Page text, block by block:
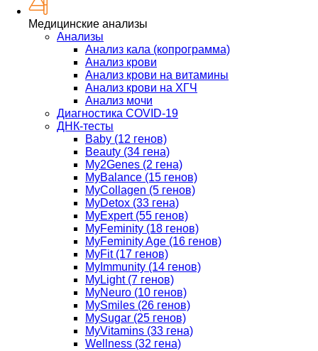
Медицинские анализы
Анализы
Анализ кала (копрограмма)
Анализ крови
Анализ крови на витамины
Анализ крови на ХГЧ
Анализ мочи
Диагностика COVID-19
ДНК-тесты
Baby (12 генов)
Beauty (34 гена)
My2Genes (2 гена)
MyBalance (15 генов)
MyCollagen (5 генов)
MyDetox (33 гена)
MyExpert (55 генов)
MyFeminity (18 генов)
MyFeminity Age (16 генов)
MyFit (17 генов)
MyImmunity (14 генов)
MyLight (7 генов)
MyNeuro (10 генов)
MySmiles (26 генов)
MySugar (25 генов)
MyVitamins (33 гена)
Wellness (32 гена)